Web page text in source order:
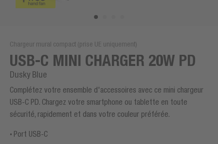
Chargeur mural compact (prise UE uniquement)
USB-C MINI CHARGER 20W PD
Dusky Blue
Complétez votre ensemble d'accessoires avec ce mini chargeur
USB-C PD. Chargez votre smartphone ou tablette en toute
sécurité, rapidement et dans votre couleur préférée.
Port USB-C